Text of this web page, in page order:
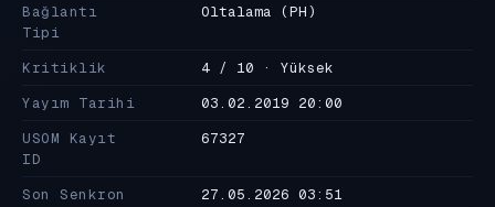
Bağlantı
Tipi
Oltalama (PH)
Kritiklik
4 / 10 · Yüksek
Yayım Tarihi
03.02.2019 20:00
USOM Kayıt
ID
67327
Son Senkron 27.05.2026 03:51